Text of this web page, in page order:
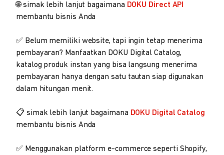
🌐 simak lebih lanjut bagaimana DOKU Direct API
membantu bisnis Anda
✅ Belum memiliki website, tapi ingin tetap menerima
pembayaran? Manfaatkan DOKU Digital Catalog,
katalog produk instan yang bisa langsung menerima
pembayaran hanya dengan satu tautan siap digunakan
dalam hitungan menit.
📋 simak lebih lanjut bagaimana DOKU Digital Catalog
membantu bisnis Anda
✅ Menggunakan platform e-commerce seperti Shopify,